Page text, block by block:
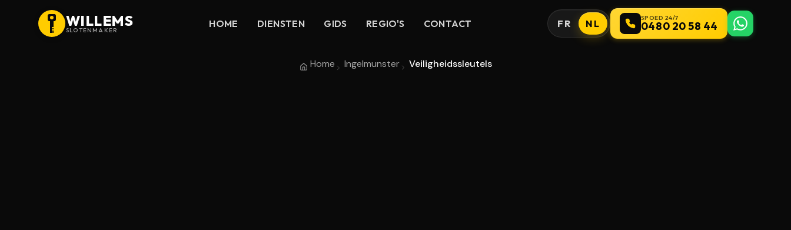
WILLEMS
SLOTENMAKER
HOME DIENSTEN GIDS REGIO'S CONTACT FR NL SPOED 24/7
0480 20 58 44
Home Ingelmunster Veiligheidssleutels